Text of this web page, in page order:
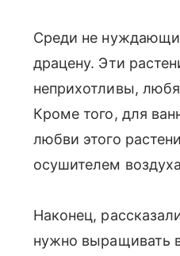
Среди не
драцену. Эти
неприхотливы,
Кроме того, для
любви этого
осушителем
Наконец,
нужно выращивать